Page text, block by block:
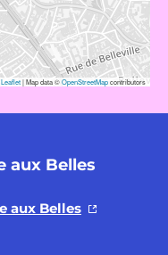
Leaflet|Map data ©OpenStreetMapcontributors
aux Belles
aux Belles